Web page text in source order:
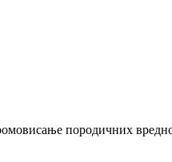
породичних